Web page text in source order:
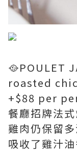
🥘POULET
roasted
+$88 per
餐廳招牌法
雞肉仍保留
吸收了雞汁